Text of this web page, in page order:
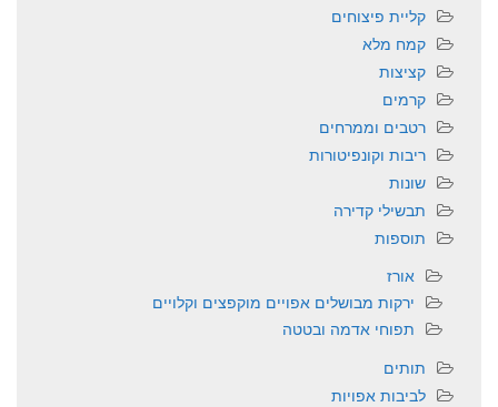
קליית פיצוחים
קמח מלא
קציצות
קרמים
רטבים וממרחים
ריבות וקונפיטורות
שונות
תבשילי קדירה
תוספות
אורז
ירקות מבושלים אפויים מוקפצים וקלויים
תפוחי אדמה ובטטה
תותים
לביבות אפויות